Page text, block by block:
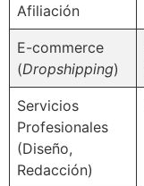
Afiliación
E-commerce
(Dropshipping)
Servicios
Profesionales
(Diseño,
Redacción)